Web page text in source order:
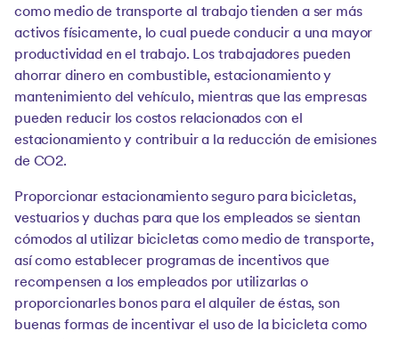
como medio de transporte al trabajo tienden a ser más
activos físicamente, lo cual puede conducir a una mayor
productividad en el trabajo. Los trabajadores pueden
ahorrar dinero en combustible, estacionamiento y
mantenimiento del vehículo, mientras que las empresas
pueden reducir los costos relacionados con el
estacionamiento y contribuir a la reducción de emisiones
de CO2.
Proporcionar estacionamiento seguro para bicicletas,
vestuarios y duchas para que los empleados se sientan
cómodos al utilizar bicicletas como medio de transporte,
así como establecer programas de incentivos que
recompensen a los empleados por utilizarlas o
proporcionarles bonos para el alquiler de éstas, son
buenas formas de incentivar el uso de la bicicleta como